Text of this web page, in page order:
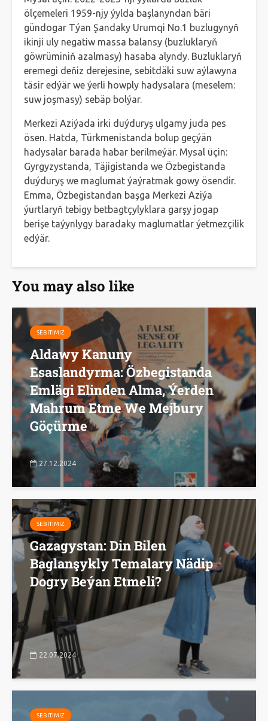
ölçemeleri 1959-njy ýylda başlanyndan bäri
gündogar Týan Şandaky Urumqi No.1 buzlugynyň
ikinji uly negatiw massa balansy (buzluklaryň
göwrüminiň azalmasy) hasaba alyndy. Buzluklaryň
eremegi deňiz derejesine, sebitdäki suw aýlawyna
täsir edýär we ýerli howply hadysalara (meselem:
suw joşmasy) sebäp bolýar.
Merkezi Aziýada irki duýduryş ulgamy juda pes
ösen. Hatda, Türkmenistanda bolup geçýän
hadysalar barada habar berilmeýär. Mysal üçin:
Gyrgyzystanda, Täjigistanda we Özbegistanda
duýduryş we maglumat ýaýratmak gowy ösendir.
Emma, Özbegistandan başga Merkezi Aziýa
ýurtlaryň tebigy betbagtçylyklara garşy jogap
berişe taýynlygy baradaky maglumatlar ýetmezçilik
edýär.
You may also like
SEBITIMIZ
Aldawy Kanuny
Esaslandyrma: Özbegistanda
Emlägi Elinden Alma, Ýerden
Mahrum Etme We Mejbury
Göçürme
27.12.2024
SEBITIMIZ
Gazagystan: Din Bilen
Baglanşykly Temalary Nädip
Dogry Beýan Etmeli?
22.07.2024
SEBITIMIZ